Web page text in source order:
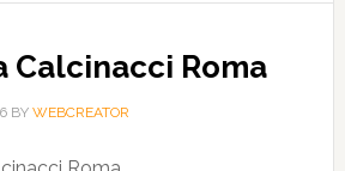
Calcinacci Roma
BY WEBCREATOR